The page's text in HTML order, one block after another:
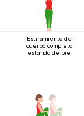
Estiramiento de
cuerpo completo
estando de pie